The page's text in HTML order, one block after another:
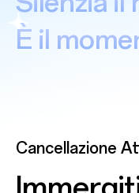
È il
Cancellazione